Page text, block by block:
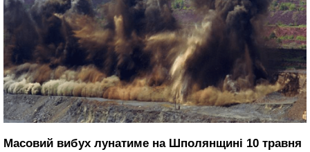
Масовий вибух лунатиме на Шполянщині 10 травня